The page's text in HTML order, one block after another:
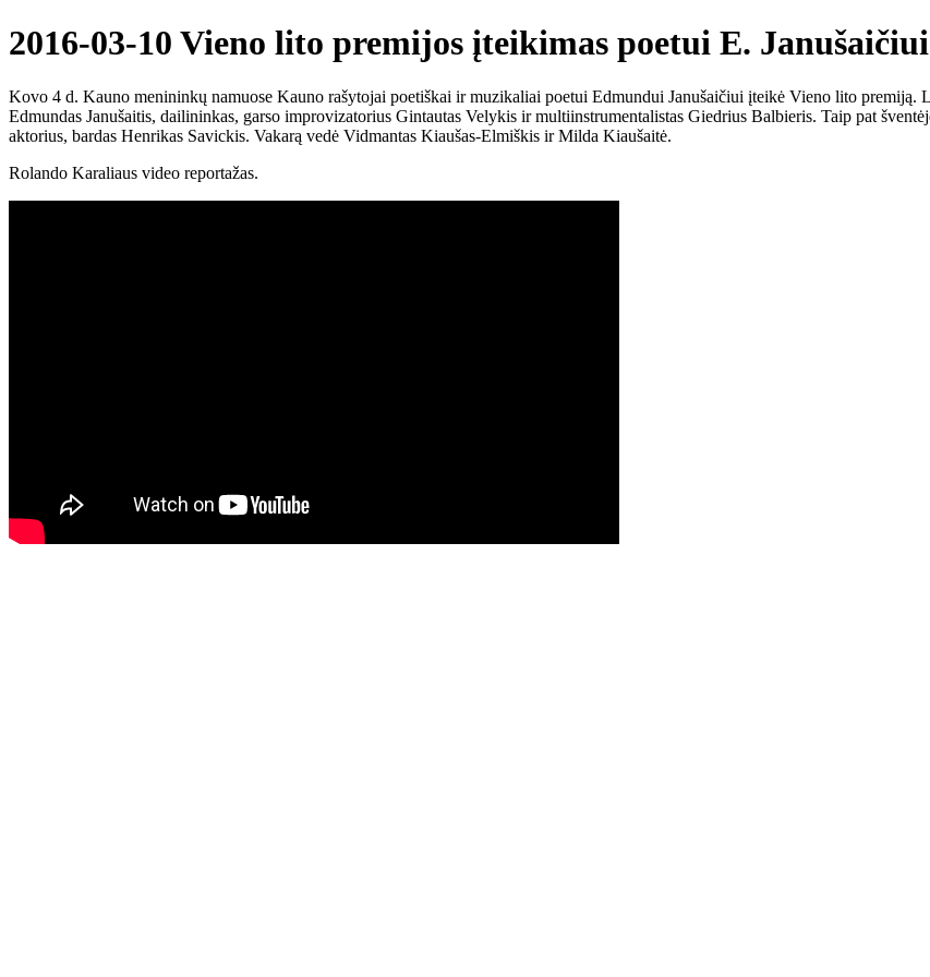
2016-03-10 Vieno lito premijos įteikimas poetui E. Janušaičiui
Kovo 4 d. Kauno menininkų namuose Kauno rašytojai poetiškai ir muzikaliai poetui Edmundui Janušaičiui įteikė Vieno lito premiją.
Edmundas Janušaitis, dailininkas, garso improvizatorius Gintautas Velykis ir multiinstrumentalistas Giedrius Balbieris. Taip pat
aktorius, bardas Henrikas Savickis. Vakarą vedė Vidmantas Kiaušas-Elmiškis ir Milda Kiaušaitė.
Rolando Karaliaus video reportažas.